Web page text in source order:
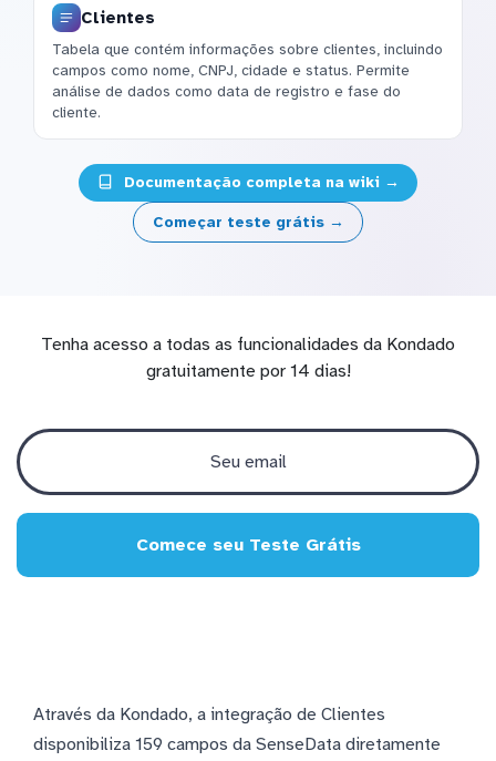
Clientes
Tabela que contém informações sobre clientes, incluindo
campos como nome, CNPJ, cidade e status. Permite
análise de dados como data de registro e fase do
cliente.
Documentação completa na wiki →
Começar teste grátis →
Tenha acesso a todas as funcionalidades da Kondado
gratuitamente por 14 dias!
Comece seu Teste Grátis
Através da Kondado, a integração de Clientes
disponibiliza 159 campos da SenseData diretamente